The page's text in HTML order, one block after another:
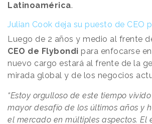
Latinoamérica.
Julian Cook deja su puesto de CEO
Luego de 2 años y medio al frente
CEO de Flybondi para enfocarse
nuevo cargo estará al frente de la
mirada global y de los negocios
“Estoy orgulloso de este tiempo
mayor desafío de los últimos años y
el mercado en múltiples aspectos. El